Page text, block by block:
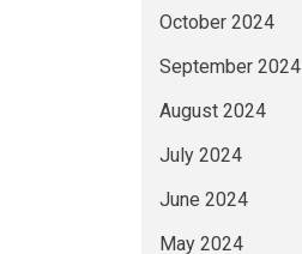
October 2024
September 2024
August 2024
July 2024
June 2024
May 2024